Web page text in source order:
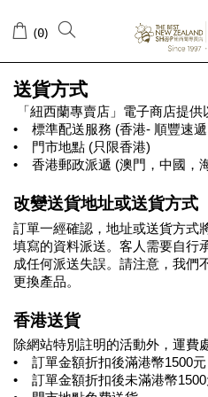
送
貨
方
式
(0)
送貨方式
「紐西蘭專賣店」電子商店提供
•
標準配送服務 (香港- 順豐速
•
門市地點 (只限香港)
•
香港郵政派遞 (澳門，中國，
改變送貨地址或送貨方式
訂單一經確認，地址或送貨方式
填寫的資料派送。客人需要自行
成任何派送失誤。請注意，我們
更換產品。
香港送貨
除網站特別註明的活動外，運費
•
訂單金額折扣後滿港幣1500元
•
訂單金額折扣後未滿港幣1500